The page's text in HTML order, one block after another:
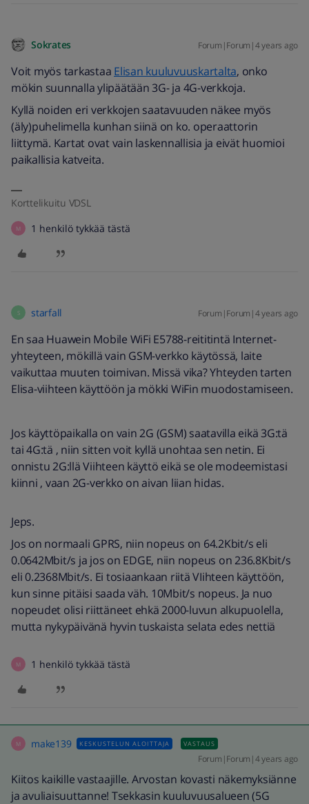
Sokrates Forum|Forum|4 years ago
Voit myös tarkastaa Elisan kuuluvuuskartalta, onko
mökin suunnalla ylipäätään 3G- ja 4G-verkkoja.
Kyllä noiden eri verkkojen saatavuuden näkee myös
(äly)puhelimella kunhan siinä on ko. operaattorin
liittymä. Kartat ovat vain laskennallisia ja eivät huomioi
paikallisia katveita.
Korttelikuitu VDSL
M 1 henkilö tykkää tästä
S starfall Forum|Forum|4 years ago
En saa Huawein Mobile WiFi E5788-reititintä Internet-
yhteyteen, mökillä vain GSM-verkko käytössä, laite
vaikuttaa muuten toimivan. Missä vika? Yhteyden tarten
Elisa-viihteen käyttöön ja mökki WiFin muodostamiseen.
Jos käyttöpaikalla on vain 2G (GSM) saatavilla eikä 3G:tä
tai 4G:tä , niin sitten voit kyllä unohtaa sen netin. Ei
onnistu 2G:llä Viihteen käyttö eikä se ole modeemistasi
kiinni , vaan 2G-verkko on aivan liian hidas.
Jeps.
Jos on normaali GPRS, niin nopeus on 64.2Kbit/s eli
0.0642Mbit/s ja jos on EDGE, niin nopeus on 236.8Kbit/s
eli 0.2368Mbit/s. Ei tosiaankaan riitä VIihteen käyttöön,
kun sinne pitäisi saada väh. 10Mbit/s nopeus. Ja nuo
nopeudet olisi riittäneet ehkä 2000-luvun alkupuolella,
mutta nykypäivänä hyvin tuskaista selata edes nettiä
M 1 henkilö tykkää tästä
M make139 KESKUSTELUN ALOITTAJA VASTAUS
Forum|Forum|4 years ago
Kiitos kaikille vastaajille. Arvostan kovasti näkemyksiänne
ja avuliaisuuttanne! Tsekkasin kuuluvuusalueen (5G